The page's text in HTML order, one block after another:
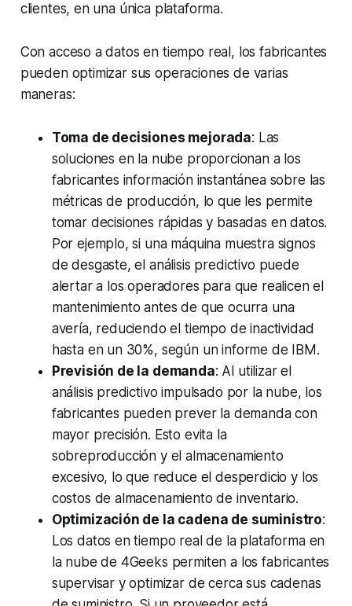
clientes, en una única plataforma.
Con acceso a datos en tiempo real, los fabricantes
pueden optimizar sus operaciones de varias
maneras:
Toma de decisiones mejorada: Las
soluciones en la nube proporcionan a los
fabricantes información instantánea sobre las
métricas de producción, lo que les permite
tomar decisiones rápidas y basadas en datos.
Por ejemplo, si una máquina muestra signos
de desgaste, el análisis predictivo puede
alertar a los operadores para que realicen el
mantenimiento antes de que ocurra una
avería, reduciendo el tiempo de inactividad
hasta en un 30%, según un informe de IBM.
Previsión de la demanda: Al utilizar el
análisis predictivo impulsado por la nube, los
fabricantes pueden prever la demanda con
mayor precisión. Esto evita la
sobreproducción y el almacenamiento
excesivo, lo que reduce el desperdicio y los
costos de almacenamiento de inventario.
Optimización de la cadena de suministro:
Los datos en tiempo real de la plataforma en
la nube de 4Geeks permiten a los fabricantes
supervisar y optimizar de cerca sus cadenas